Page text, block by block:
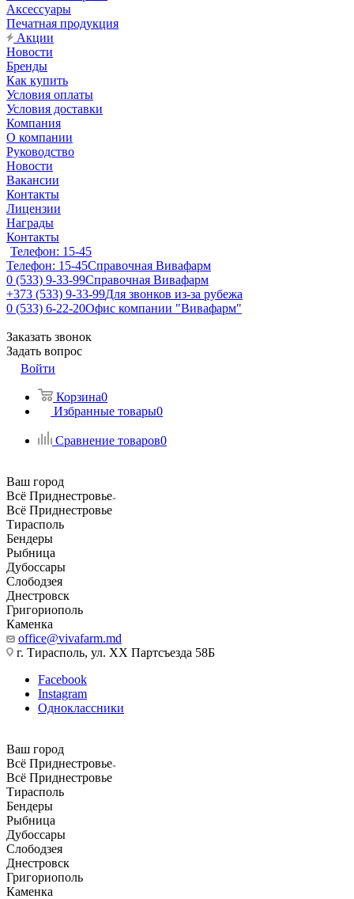
Аксессуары
Печатная продукция
Акции
Новости
Бренды
Как купить
Условия оплаты
Условия доставки
Компания
О компании
Руководство
Новости
Вакансии
Контакты
Лицензии
Награды
Контакты
Телефон: 15-45
Телефон: 15-45Справочная Вивафарм
0 (533) 9-33-99Справочная Вивафарм
+373 (533) 9-33-99Для звонков из-за рубежа
0 (533) 6-22-20Офис компании "Вивафарм"
Заказать звонок
Задать вопрос
Войти
Корзина0
Избранные товары0
Сравнение товаров0
Ваш город
Всё Приднестровье
Всё Приднестровье
Тирасполь
Бендеры
Рыбница
Дубоссары
Слободзея
Днестровск
Григориополь
Каменка
office@vivafarm.md
г. Тирасполь, ул. ХХ Партсъезда 58Б
Facebook
Instagram
Одноклассники
Ваш город
Всё Приднестровье
Всё Приднестровье
Тирасполь
Бендеры
Рыбница
Дубоссары
Слободзея
Днестровск
Григориополь
Каменка